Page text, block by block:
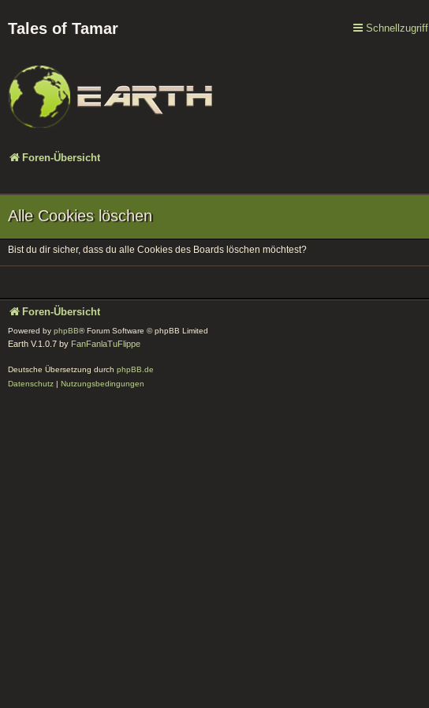
Tales of Tamar Schnellzugriff
Foren-Übersicht
Alle Cookies löschen
Bist du dir sicher, dass du alle Cookies des Boards löschen möchtest?
Foren-Übersicht
Powered by phpBB® Forum Software © phpBB Limited
Earth V.1.0.7 by FanFanlaTuFlippe
Deutsche Übersetzung durch phpBB.de
Datenschutz | Nutzungsbedingungen